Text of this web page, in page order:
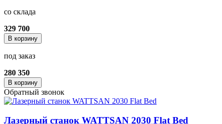
со склада
329 700
В корзину
под заказ
280 350
В корзину
Обратный звонок
Лазерный станок WATTSAN 2030 Flat Bed